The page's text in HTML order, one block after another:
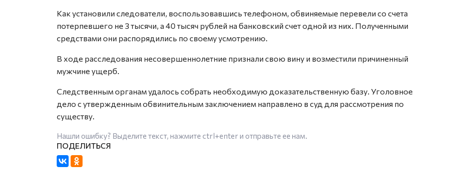
Как установили следователи, воспользовавшись телефоном, обвиняемые перевели со счета
потерпевшего не 3 тысячи, а 40 тысяч рублей на банковский счет одной из них. Полученными
средствами они распорядились по своему усмотрению.
В ходе расследования несовершеннолетние признали свою вину и возместили причиненный
мужчине ущерб.
Следственным органам удалось собрать необходимую доказательственную базу. Уголовное
дело с утвержденным обвинительным заключением направлено в суд для рассмотрения по
существу.
Нашли ошибку? Выделите текст, нажмите ctrl+enterи отправьте ее нам.